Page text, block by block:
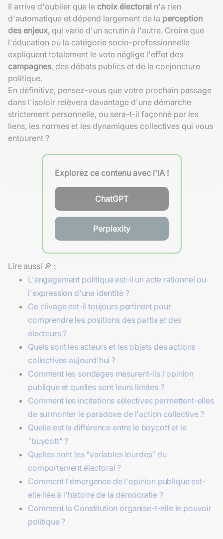
Il arrive d'oublier que le choix électoral n'a rien
d'automatique et dépend largement de la perception
des enjeux, qui varie d'un scrutin à l'autre. Croire que
l'éducation ou la catégorie socio-professionnelle
expliquent totalement le vote néglige l'effet des
campagnes, des débats publics et de la conjoncture
politique.
En définitive, pensez-vous que votre prochain passage
dans l'isoloir relèvera davantage d'une démarche
strictement personnelle, ou sera-t-il façonné par les
liens, les normes et les dynamiques collectives qui vous
entourent ?
Explorez ce contenu avec l'IA !
ChatGPT
Perplexity
Lire aussi 🔎 :
L'engagement politique est-il un acte rationnel ou
l'expression d'une identité ?
Ce clivage est-il toujours pertinent pour
comprendre les positions des partis et des
électeurs ?
Quels sont les acteurs et les objets des actions
collectives aujourd'hui ?
Comment les sondages mesurent-ils l'opinion
publique et quelles sont leurs limites ?
Comment les incitations sélectives permettent-elles
de surmonter le paradoxe de l'action collective ?
Quelle est la différence entre le boycott et le
"buycott" ?
Quelles sont les "variables lourdes" du
comportement électoral ?
Comment l'émergence de l'opinion publique est-
elle liée à l'histoire de la démocratie ?
Comment la Constitution organise-t-elle le pouvoir
politique ?